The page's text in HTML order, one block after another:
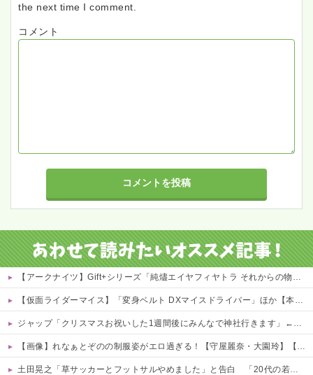
the next time I comment.
コメント
【アークナイツ】Gift+シリーズ「純燼エイヤフィヤトラ それからの物語VER.」フィギュア【予約開始】
【仮面ライダーマイス】「変身ベルト DXマイスドライバー」ほか【本日予約開始！】
ジャップ「クリスマスお祝いした1週間後にみんなで神社行きます」←これ
【画像】れなぁとぞのの制服姿がエロ過ぎる！【守屋麗奈・大園玲】【櫻坂46】 他
土田晃之「草サッカーとフットサルやめました」と告白 「20代の若手が来るんです。つまんなくて」 他